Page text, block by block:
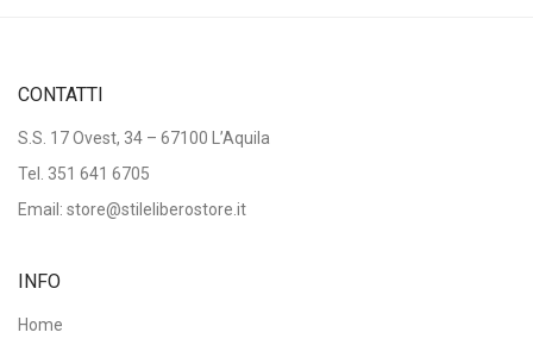
CONTATTI
S.S. 17 Ovest, 34 – 67100 L’Aquila
Tel. 351 641 6705
Email: store@stileliberostore.it
INFO
Home